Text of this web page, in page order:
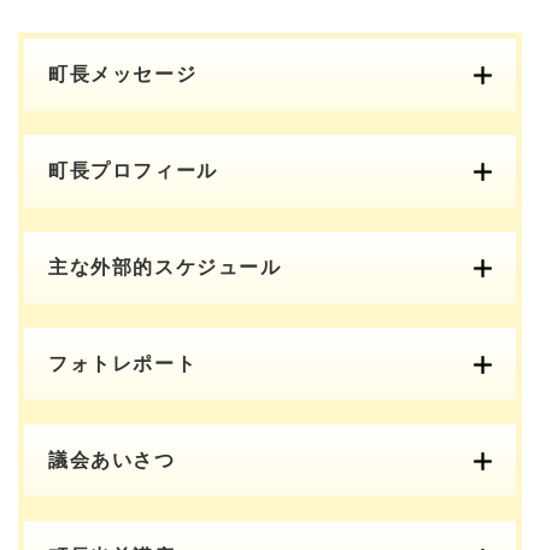
町長メッセージ
町長プロフィール
主な外部的スケジュール
フォトレポート
議会あいさつ